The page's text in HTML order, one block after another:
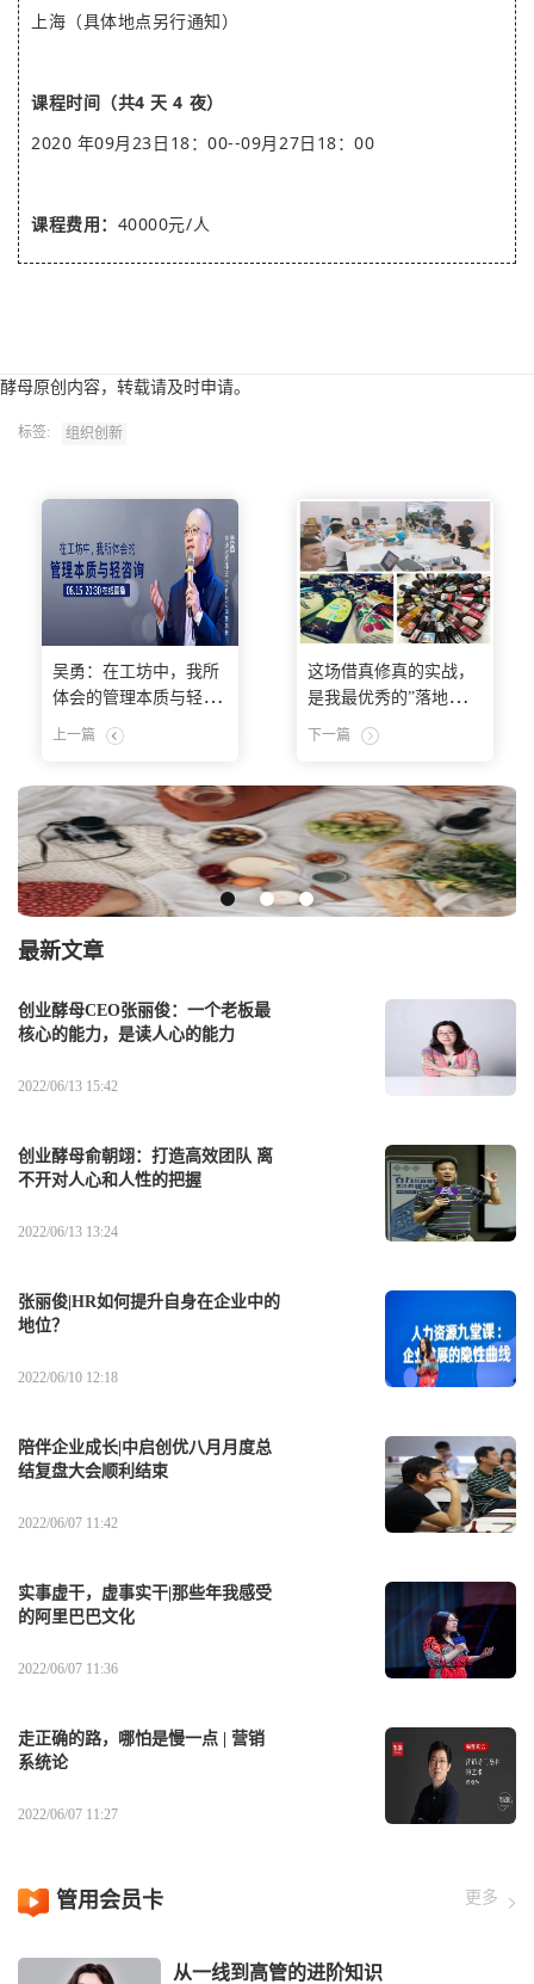
上海（具体地点另行通知）
课程时间（共4 天 4 夜）
2020 年09月23日18：00--09月27日18：00
课程费用： 40000元/人
酵母原创内容，转载请及时申请。
标签: 组织创新
吴勇：在工坊中，我所
体会的管理本质与轻咨
询
上一篇
这场借真修真的实战，
是我最优秀的”落地实践
“作业
下一篇
最新文章
创业酵母CEO张丽俊：一个老板最
核心的能力，是读人心的能力
2022/06/13 15:42
创业酵母俞朝翊：打造高效团队 离
不开对人心和人性的把握
2022/06/13 13:24
张丽俊|HR如何提升自身在企业中的
地位？
2022/06/10 12:18
陪伴企业成长|中启创优八月月度总
结复盘大会顺利结束
2022/06/07 11:42
实事虚干，虚事实干|那些年我感受
的阿里巴巴文化
2022/06/07 11:36
走正确的路，哪怕是慢一点 | 营销
系统论
2022/06/07 11:27
管用会员卡 更多
从一线到高管的进阶知识